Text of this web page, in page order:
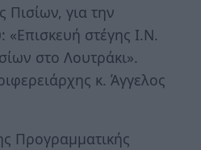
Πισίων, για την
στέγης Ι.Ν.
στο Λουτράκι».
κ. Άγγελος
Προγραμματικής